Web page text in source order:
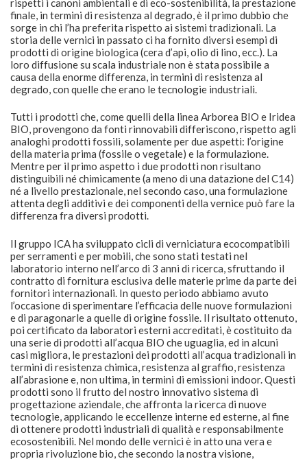
Tutti i prodotti che, come quelli della linea Arborea BIO e Iridea
BIO, provengono da fonti rinnovabili differiscono, rispetto agli
analoghi prodotti fossili, solamente per due aspetti: l’origine
della materia prima (fossile o vegetale) e la formulazione.
Mentre per il primo aspetto i due prodotti non risultano
distinguibili né chimicamente (a meno di una datazione del C14)
né a livello prestazionale, nel secondo caso, una formulazione
differenza fra diversi prodotti.
Il gruppo ICA ha sviluppato cicli di verniciatura ecocompatibili
per serramenti e per mobili, che sono stati testati nel
laboratorio interno nell’arco di 3 anni di ricerca, sfruttando il
contratto di fornitura esclusiva delle materie prime da parte dei
fornitori internazionali. In questo periodo abbiamo avuto
l’occasione di sperimentare l’efficacia delle nuove formulazioni
e di paragonarle a quelle di origine fossile. Il risultato ottenuto,
una serie di prodotti all’acqua BIO che uguaglia, ed in alcuni
casi migliora, le prestazioni dei prodotti all’acqua tradizionali in
termini di resistenza chimica, resistenza al graffio, resistenza
all’abrasione e, non ultima, in termini di emissioni indoor. Questi
prodotti sono il frutto del nostro innovativo sistema di
progettazione aziendale, che affronta la ricerca di nuove
tecnologie, applicando le eccellenze interne ed esterne, al fine
di ottenere prodotti industriali di qualità e responsabilmente
ecosostenibili. Nel mondo delle vernici è in atto una vera e
propria rivoluzione bio, che secondo la nostra visione,
considerati tutti i campanelli di allarme ascoltati negli ultimi
anni, non può essere sottovalutata. Noi stiamo cercando il
modo migliore per aiutare chi crede in questo cambiamento,
basta solo crederci.